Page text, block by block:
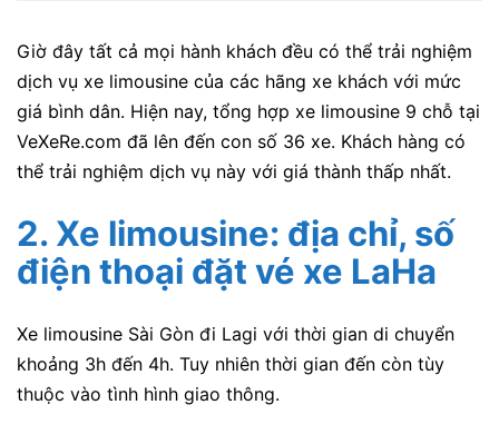
Giờ đây tất cả mọi hành khách đều có thể trải nghiệm
dịch vụ xe limousine của các hãng xe khách với mức
giá bình dân. Hiện nay, tổng hợp xe limousine 9 chỗ tại
VeXeRe.com đã lên đến con số 36 xe. Khách hàng có
thể trải nghiệm dịch vụ này với giá thành thấp nhất.
2. Xe limousine: địa chỉ, số
điện thoại đặt vé xe LaHa
Xe limousine Sài Gòn đi Lagi với thời gian di chuyển
khoảng 3h đến 4h. Tuy nhiên thời gian đến còn tùy
thuộc vào tình hình giao thông.